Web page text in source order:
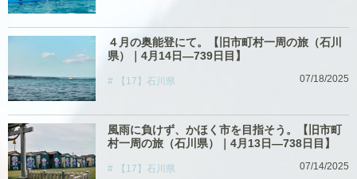
４月の奥能登にて。【旧市町村一周の旅（石川
県）｜4月14日―739日目】
【17】石川県 07/18/2025
風雨に負けず、かほく市を目指そう。【旧市町
村一周の旅（石川県）｜4月13日―738日目】
【17】石川県 07/14/2025